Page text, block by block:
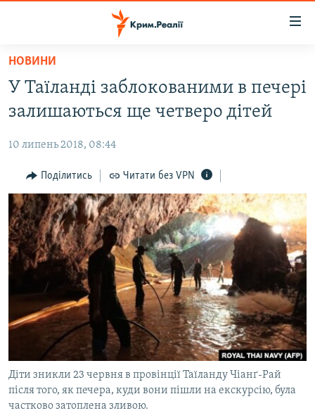
Перейти
основного
матеріалу
до
навігації
Перейти
до
пошуку
ПОЛІТИКА
БЛОГИ
ПОГЛЯД
ІНТЕРВ'Ю
ВСЕ ЗА ДЕНЬ
СПЕЦПРОЕКТИ
ДЕПОРТАЦІЯ
ВІДЕОУРОКИ «ELIFBE»
СВІДЧЕННЯ ОКУПАЦІЇ
УКРАЇНСЬКА ПРОБЛЕМА КРИМУ
ІНФОГРАФІКА
ЯК ОБІЙТИ БЛОКУВАННЯ
Русский
Qırımtatar
ДОЛУЧАЙСЯ!
НОВИНИ
У Таїланді заблокованими в печері
залишаються ще четверо дітей
10 липень 2018, 08:44
Поділитись Читати без VPN
Діти зникли 23 червня в провінції Таїланду Чіанґ-Рай
після того, як печера, куди вони пішли на екскурсію, була
частково затоплена зливою.